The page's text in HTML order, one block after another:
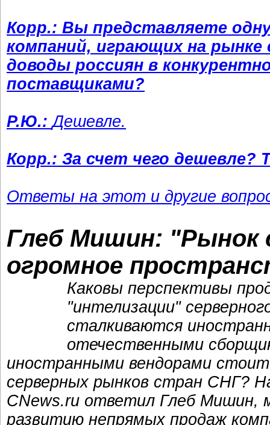
Корр.: Вы представляете
компаний, играющих на
доводы россиян в
поставщиками?
Р.Ю.:Дешевле.
Корр.: За счет чего дешевле?
Ответы на этот и другие
Глеб Мишин: "Рынок
огромное
Каковы перспективы
"интелизации"
сталкиваются
отечественными
иностранными вендорами
серверных рынков стран СНГ?
CNews.ru ответил Глеб Мишин,
развитию непрямых продаж